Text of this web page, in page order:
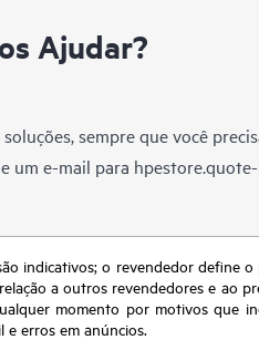
Ajudar?
sempre que você
um e-mail para
indicativos; o revendedor define
a outros revendedores e ao
momento por motivos que
erros em anúncios.